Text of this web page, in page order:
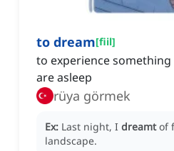
to dream[fiil]
to experience
are asleep
rüya görmek
Ex: Last night, I dreamt of
landscape.